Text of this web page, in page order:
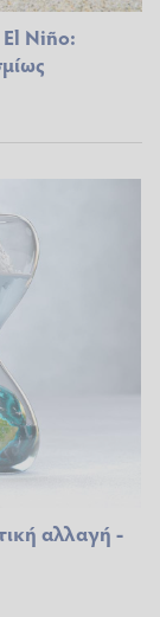
Niño:
αλλαγή -